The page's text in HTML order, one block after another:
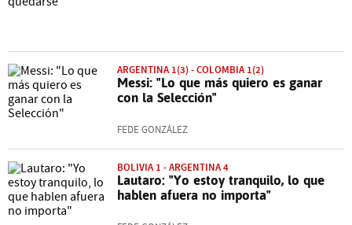
ARGENTINA 1(3) - COLOMBIA 1(2)
Messi: "Lo que más quiero es ganar
con la Selección"
FEDE GONZÁLEZ
BOLIVIA 1 - ARGENTINA 4
Lautaro: "Yo estoy tranquilo, lo que
hablen afuera no importa"